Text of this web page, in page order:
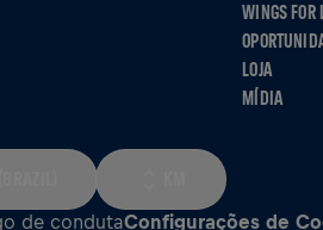
WINGS FOR
LOJA
MÍDIA
de condutaConfigurações de